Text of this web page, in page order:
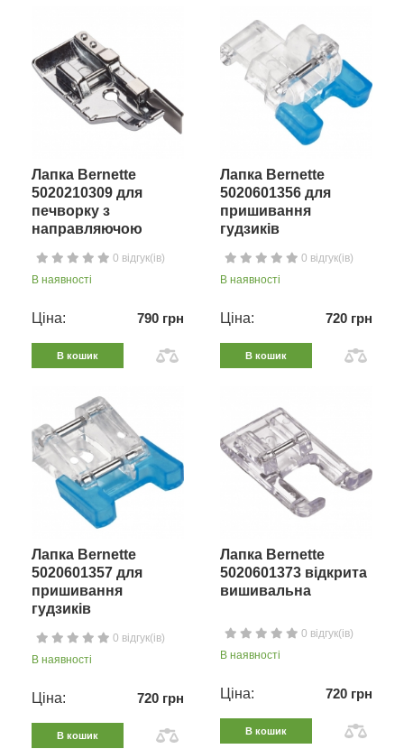
Лапка Bernette
5020210309 для
печворку з
направляючою
0 відгук(ів)
В наявності
Ціна: 790 грн
В кошик
Лапка Bernette
5020601356 для
пришивання
гудзиків
0 відгук(ів)
В наявності
Ціна: 720 грн
В кошик
Лапка Bernette
5020601357 для
пришивання
гудзиків
0 відгук(ів)
В наявності
Ціна: 720 грн
В кошик
Лапка Bernette
5020601373 відкрита
вишивальна
0 відгук(ів)
В наявності
Ціна: 720 грн
В кошик